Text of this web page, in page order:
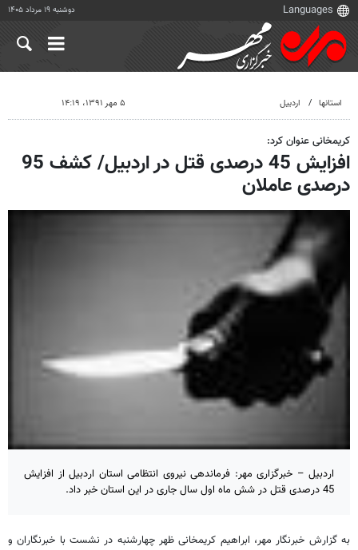
دوشنبه ۱۹ مرداد ۱۴۰۵
استانها اردبیل ۵ مهر ۱۳۹۱، ۱۴:۱۹
کریمخانی عنوان کرد:
افزایش 45 درصدی قتل در اردبیل/ کشف 95
درصدی عاملان
اردبیل – خبرگزاری مهر: فرماندهی نیروی انتظامی استان اردبیل از افزایش
45 درصدی قتل در شش ماه اول سال جاری در این استان خبر داد.
به گزارش خبرنگار مهر، ابراهیم کریمخانی ظهر چهارشنبه در نشست با خبرنگاران و